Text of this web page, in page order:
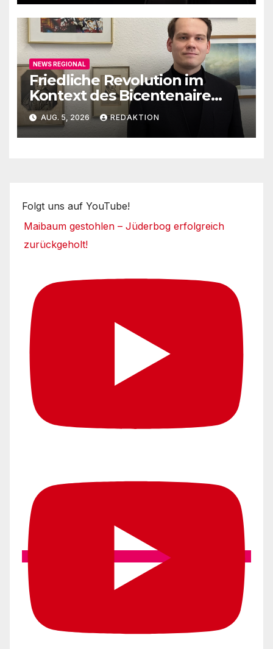
NEWS REGIONAL
Friedliche Revolution im
Kontext des Bicentenaire
1789-1989
AUG. 5, 2026 REDAKTION
Folgt uns auf YouTube!
Maibaum gestohlen – Jüderbog erfolgreich
zurückgeholt!